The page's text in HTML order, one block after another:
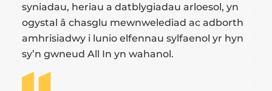
syniadau, heriau a datblygiadau arloesol, yn
ogystal â chasglu mewnwelediad ac adborth
amhrisiadwy i lunio elfennau sylfaenol yr hyn
sy’n gwneud All In yn wahanol.